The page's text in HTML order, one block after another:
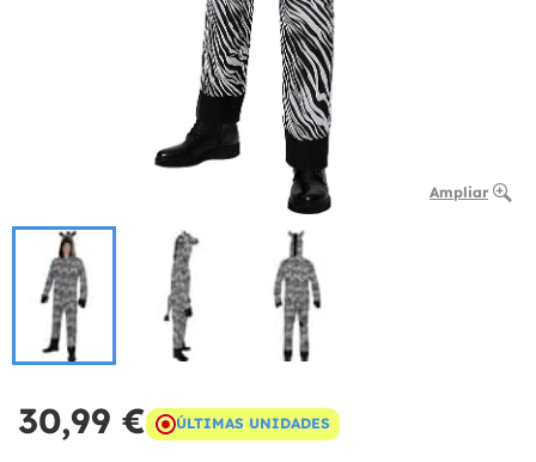
Ampliar
30,99 € ÚLTIMAS UNIDADES